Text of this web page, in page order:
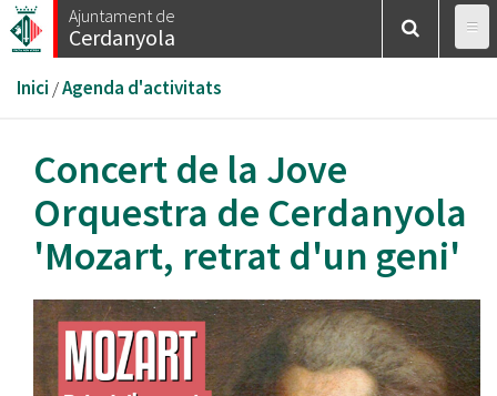
Vés
al
Ajuntament de
Cerdanyola
Esteu
aquí
Inici /Agenda d'activitats
Concert de la Jove
Orquestra de Cerdanyola
'Mozart, retrat d'un geni'